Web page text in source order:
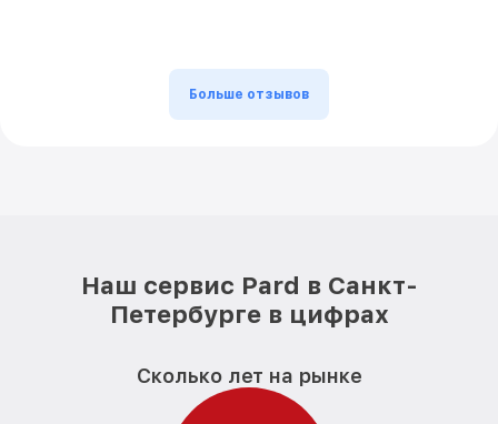
Больше отзывов
Наш сервис Pard в Санкт-
Петербурге в цифрах
Сколько лет на рынке